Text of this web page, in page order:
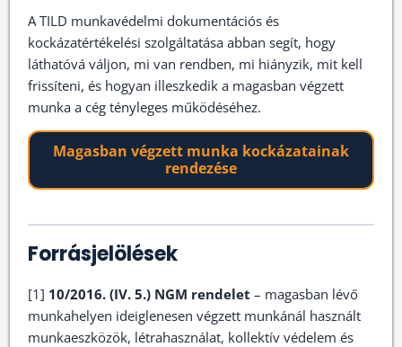
A TILD munkavédelmi dokumentációs és
kockázatértékelési szolgáltatása abban segít, hogy
láthatóvá váljon, mi van rendben, mi hiányzik, mit kell
frissíteni, és hogyan illeszkedik a magasban végzett
munka a cég tényleges működéséhez.
Magasban végzett munka kockázatainak
rendezése
Forrásjelölések
[1] 10/2016. (IV. 5.) NGM rendelet – magasban lévő
munkahelyen ideiglenesen végzett munkánál használt
munkaeszközök, létrahasználat, kollektív védelem és